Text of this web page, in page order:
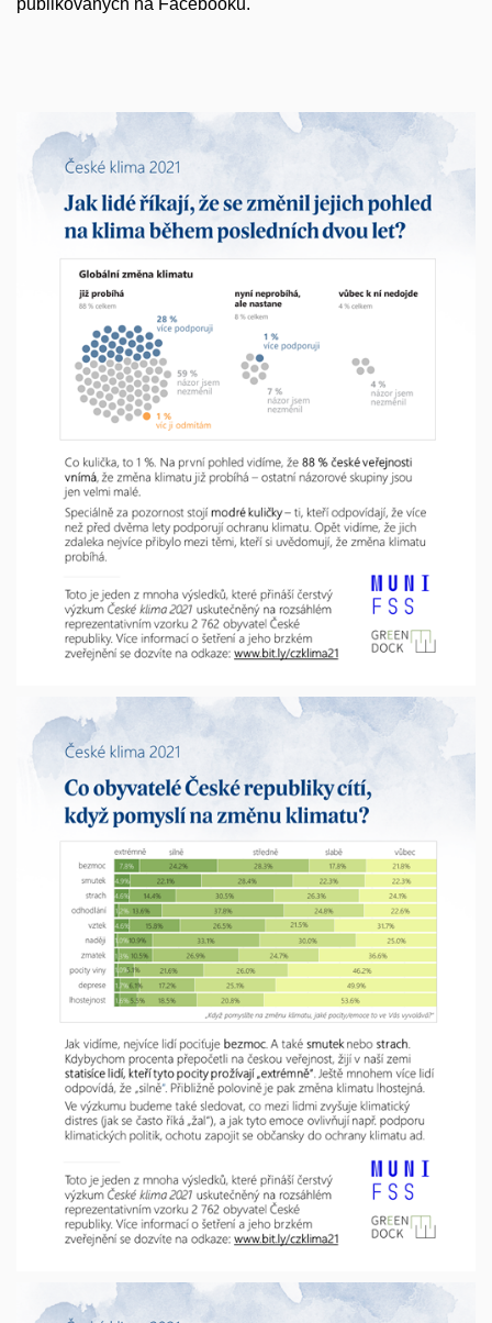
publikovaných na Facebooku.